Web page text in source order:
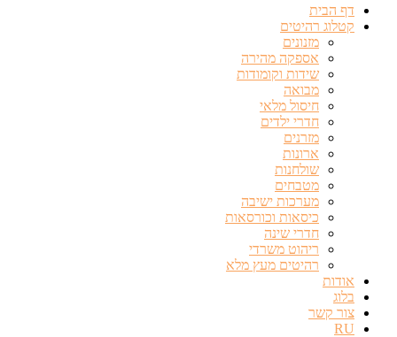
דף הבית
קטלוג רהיטים
מזנונים
אספקה מהירה
שידות וקומודות
מבואה
חיסול מלאי
חדרי ילדים
מזרנים
ארונות
שולחנות
מטבחים
מערכות ישיבה
כיסאות וכורסאות
חדרי שינה
ריהוט משרדי
רהיטים מעץ מלא
אודות
בלוג
צור קשר
RU